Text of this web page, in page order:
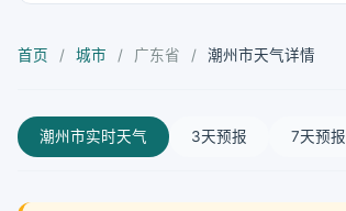
首页 / 城市 / 广东省 / 潮州市天气详情
潮州市实时天气 3天预报 7天预报